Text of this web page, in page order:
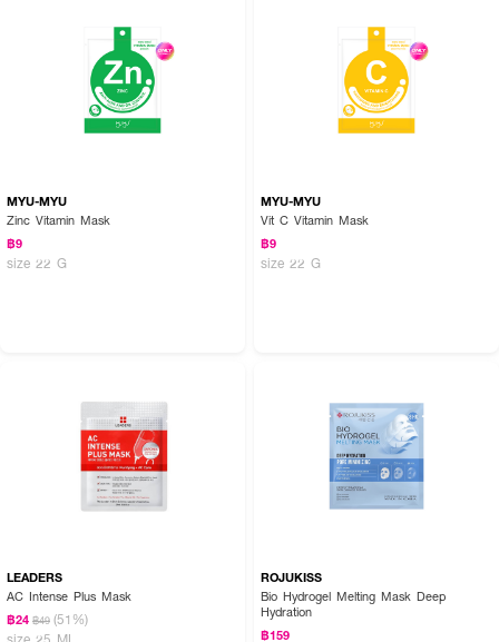
MYU-MYU
Zinc Vitamin Mask
฿9
size 22 G
MYU-MYU
Vit C Vitamin Mask
฿9
size 22 G
LEADERS
AC Intense Plus Mask
฿24 ฿49 (51%)
size 25 ML
ROJUKISS
Bio Hydrogel Melting Mask Deep
Hydration
฿159